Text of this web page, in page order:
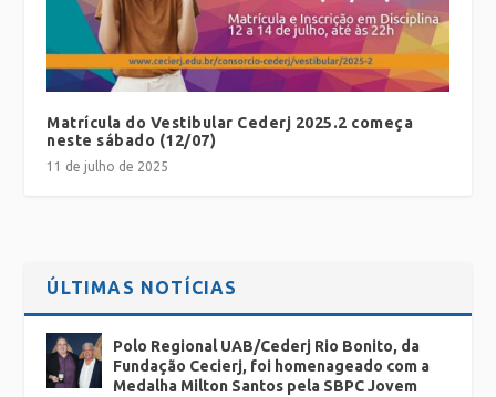
Matrícula do Vestibular Cederj 2025.2 começa
neste sábado (12/07)
11 de julho de 2025
ÚLTIMAS NOTÍCIAS
Polo Regional UAB/Cederj Rio Bonito, da
Fundação Cecierj, foi homenageado com a
Medalha Milton Santos pela SBPC Jovem